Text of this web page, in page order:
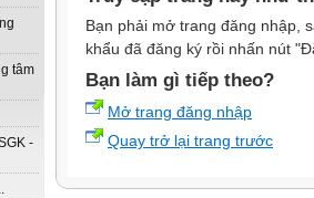
tâm
-
Bạn phải mở trang đăng nhập,
khẩu đã đăng ký rồi nhấn nút
Bạn làm gì tiếp theo?
Mở trang đăng nhập
Quay trở lại trang trước